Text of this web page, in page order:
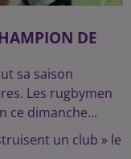
DE
sa saison
Les rugbymen
ce dimanche...